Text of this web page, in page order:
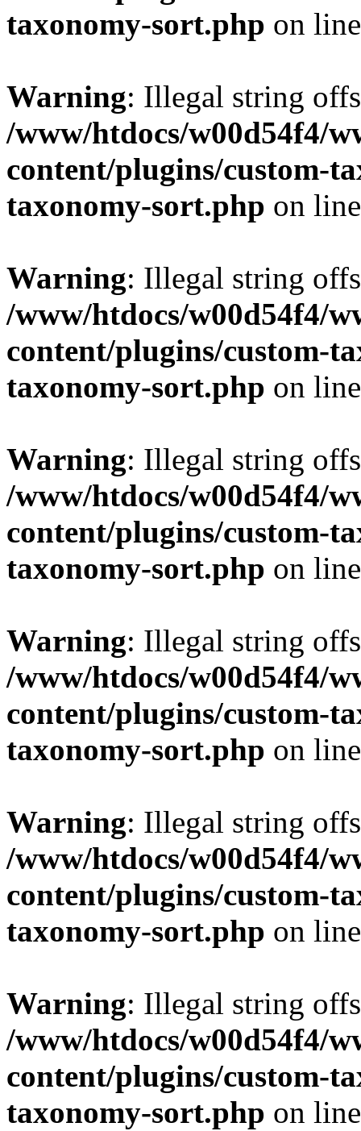
taxonomy-sort.php on
Warning: Illegal string
/www/htdocs/w00d54f4/
content/plugins/custom-
taxonomy-sort.php on
Warning: Illegal string
/www/htdocs/w00d54f4/
content/plugins/custom-
taxonomy-sort.php on
Warning: Illegal string
/www/htdocs/w00d54f4/
content/plugins/custom-
taxonomy-sort.php on
Warning: Illegal string
/www/htdocs/w00d54f4/
content/plugins/custom-
taxonomy-sort.php on
Warning: Illegal string
/www/htdocs/w00d54f4/
content/plugins/custom-
taxonomy-sort.php on
Warning: Illegal string
/www/htdocs/w00d54f4/
content/plugins/custom-
taxonomy-sort.php on